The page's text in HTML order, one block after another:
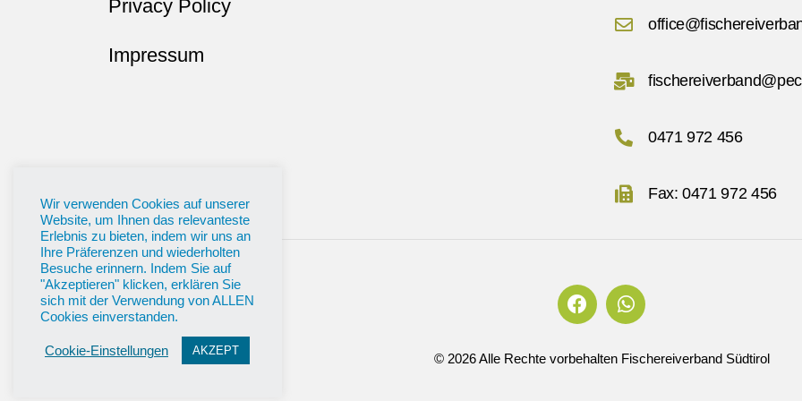
Privacy Policy
Impressum
0471 972 456
Fax: 0471 972 456
© 2026Alle Rechte vorbehalten Fischereiverband Südtirol
Wir verwenden Cookies auf unserer
Website, um Ihnen das relevanteste
Erlebnis zu bieten, indem wir uns an
Ihre Präferenzen und wiederholten
Besuche erinnern. Indem Sie auf
"Akzeptieren" klicken, erklären Sie
sich mit der Verwendung von ALLEN
Cookies einverstanden.
Cookie-Einstellungen AKZEPT